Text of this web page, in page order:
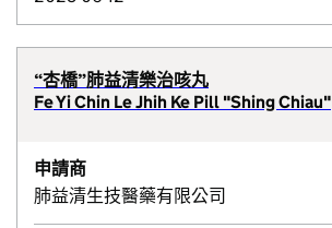
“杏橋”肺益清樂治咳丸
Fe Yi Chin Le Jhih Ke Pill "Shing Chiau"
申請商
肺益清生技醫藥有限公司